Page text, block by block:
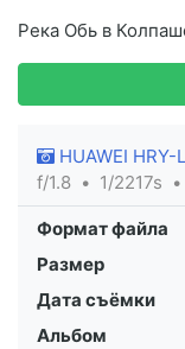
Река Обь в
HUAWEI HRY-
f/1.8
1/2217s
Формат файла
Размер
Дата съёмки
Альбом